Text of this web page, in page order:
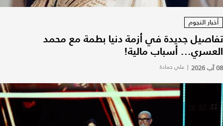
أخبار النجوم
تفاصيل جديدة في أزمة دنيا بطمة مع محمد
العسري... أسباب مالية!
08 آب 2026 | علي حمادة